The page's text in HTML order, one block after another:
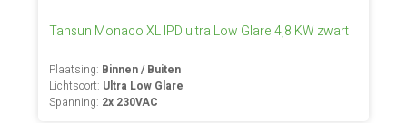
Tansun Monaco XL IPD ultra Low Glare 4,8 KW zwart
Plaatsing: Binnen / Buiten
Lichtsoort: Ultra Low Glare
Spanning: 2x 230VAC